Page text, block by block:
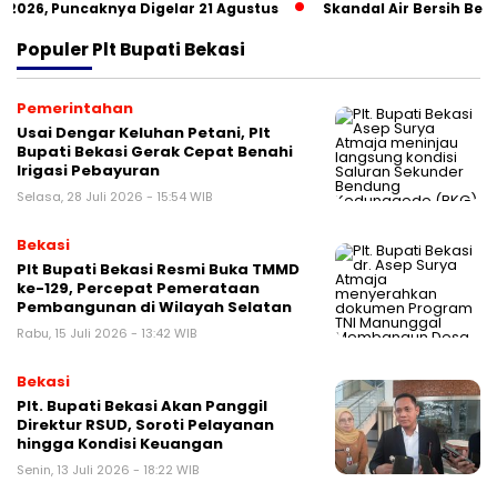
Puncaknya Digelar 21 Agustus Skandal Air Bersih
PopulerPlt Bupati Bekasi
Pemerintahan
Usai Dengar Keluhan Petani, Plt
Bupati Bekasi Gerak Cepat Benahi
Irigasi Pebayuran
Selasa, 28 Juli 2026 - 15:54 WIB
Bekasi
Plt Bupati Bekasi Resmi Buka TMMD
ke-129, Percepat Pemerataan
Pembangunan di Wilayah Selatan
Rabu, 15 Juli 2026 - 13:42 WIB
Bekasi
Plt. Bupati Bekasi Akan Panggil
Direktur RSUD, Soroti Pelayanan
hingga Kondisi Keuangan
Senin, 13 Juli 2026 - 18:22 WIB